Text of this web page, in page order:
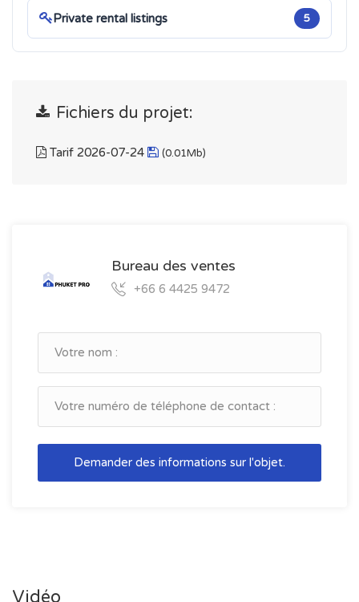
Private rental listings 5
Fichiers du projet:
Tarif 2026-07-24 (0.01Mb)
Bureau des ventes
+66 6 4425 9472
Demander des informations sur l'objet.
Vidéo